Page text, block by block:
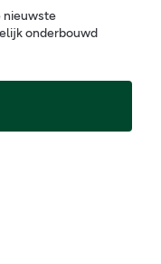
nieuwste
onderbouwd